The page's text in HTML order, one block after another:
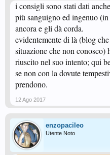
i consigli sono stati dati
più sanguigno ed ingenuo
ancora e gli dà corda.
evidentemente di là (blog
situazione che non conosco)
riuscito nel suo intento; qui
se non con la dovute
prendono.
12 Ago 2017
enzopacileo
Utente Noto